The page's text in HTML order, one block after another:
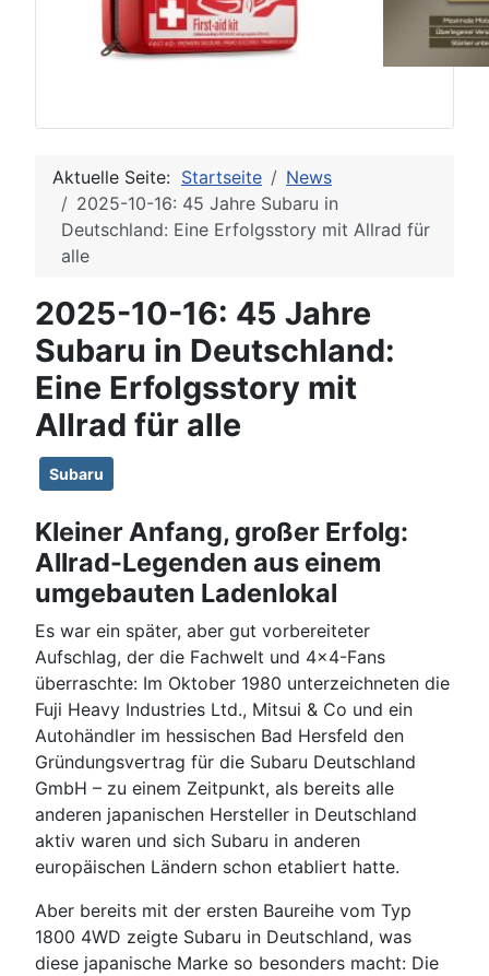
Aktuelle Seite: Startseite
News
2025-10-16: 45 Jahre Subaru in
Deutschland: Eine Erfolgsstory mit Allrad für
alle
2025-10-16: 45 Jahre
Subaru in Deutschland:
Eine Erfolgsstory mit
Allrad für alle
Subaru
Kleiner Anfang, großer Erfolg:
Allrad-Legenden aus einem
umgebauten Ladenlokal
Es war ein später, aber gut vorbereiteter
Aufschlag, der die Fachwelt und 4x4-Fans
überraschte: Im Oktober 1980 unterzeichneten die
Fuji Heavy Industries Ltd., Mitsui & Co und ein
Autohändler im hessischen Bad Hersfeld den
Gründungsvertrag für die Subaru Deutschland
GmbH – zu einem Zeitpunkt, als bereits alle
anderen japanischen Hersteller in Deutschland
aktiv waren und sich Subaru in anderen
europäischen Ländern schon etabliert hatte.
Aber bereits mit der ersten Baureihe vom Typ
1800 4WD zeigte Subaru in Deutschland, was
diese japanische Marke so besonders macht: Die